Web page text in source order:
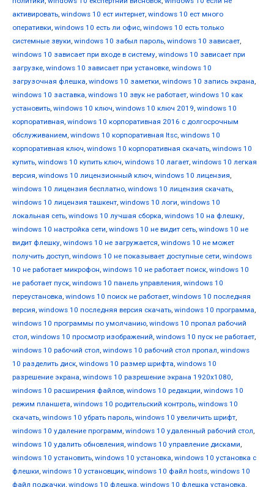
активировать, windows 10 ест интернет, windows 10 ест много
оперативки, windows 10 есть ли офис, windows 10 есть только
системные звуки, windows 10 забыл пароль, windows 10 зависает,
windows 10 зависает при входе в систему, windows 10 зависает при
загрузке, windows 10 зависает при установке, windows 10
загрузочная флешка, windows 10 заметки, windows 10 запись экрана,
windows 10 заставка, windows 10 звук не работает, windows 10 как
установить, windows 10 ключ, windows 10 ключ 2019, windows 10
корпоративная, windows 10 корпоративная 2016 с долгосрочным
обслуживанием, windows 10 корпоративная ltsc, windows 10
корпоративная ключ, windows 10 корпоративная скачать, windows 10
купить, windows 10 купить ключ, windows 10 лагает, windows 10 легкая
версия, windows 10 лицензионный ключ, windows 10 лицензия,
windows 10 лицензия бесплатно, windows 10 лицензия скачать,
windows 10 лицензия ташкент, windows 10 логи, windows 10
локальная сеть, windows 10 лучшая сборка, windows 10 на флешку,
windows 10 настройка сети, windows 10 не видит сеть, windows 10 не
видит флешку, windows 10 не загружается, windows 10 не может
получить доступ, windows 10 не показывает доступные сети, windows
10 не работает микрофон, windows 10 не работает поиск, windows 10
не работает пуск, windows 10 панель управления, windows 10
переустановка, windows 10 поиск не работает, windows 10 последняя
версия, windows 10 последняя версия скачать, windows 10 программа,
windows 10 программы по умолчанию, windows 10 пропал рабочий
стол, windows 10 просмотр изображений, windows 10 пуск не работает,
windows 10 рабочий стол, windows 10 рабочий стол пропал, windows
10 разделить диск, windows 10 размер шрифта, windows 10
разрешение экрана, windows 10 разрешение экрана 1920x1080,
windows 10 расширения файлов, windows 10 редакции, windows 10
режим планшета, windows 10 родительский контроль, windows 10
скачать, windows 10 убрать пароль, windows 10 увеличить шрифт,
windows 10 удаление программ, windows 10 удаленный рабочий стол,
windows 10 удалить обновления, windows 10 управление дисками,
windows 10 установить, windows 10 установка, windows 10 установка с
флешки, windows 10 установщик, windows 10 файл hosts, windows 10
файл подкачки, windows 10 флешка, windows 10 флешка установка,